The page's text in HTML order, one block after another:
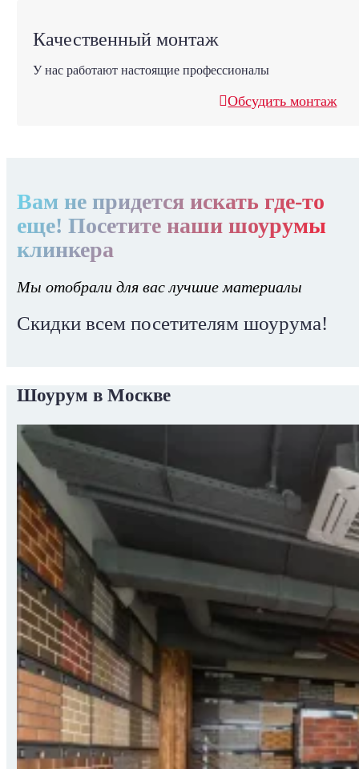
Качественный монтаж
У нас работают настоящие профессионалы
Обсудить монтаж
Вам не придется искать где-то
еще! Посетите наши шоурумы
клинкера
Мы отобрали для вас лучшие материалы
Скидки всем посетителям шоурума!
Шоурум в Москве